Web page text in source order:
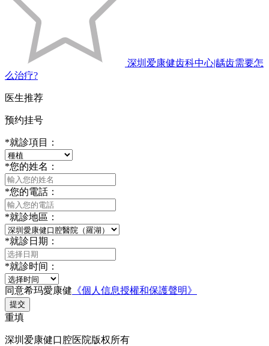
深圳爱康健齿科中心|龋齿需要怎
么治疗?
医生推荐
预约挂号
*就診項目：
*您的姓名：
*您的電話：
*就診地區：
*就診日期：
*就診时间：
同意希玛愛康健 《個人信息授權和保護聲明》
提交
重填
深圳爱康健口腔医院版权所有